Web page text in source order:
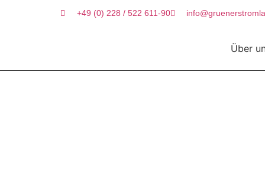
+49 (0) 228 / 522 611-90
Über